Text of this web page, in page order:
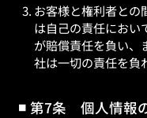
お客様と権利者との
は自己の責任におい
が賠償責任を負い、
社は一切の責任を負
第7条 個人情報